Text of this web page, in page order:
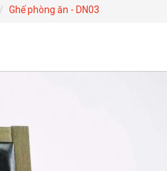
Ghế phòng ăn - DN03